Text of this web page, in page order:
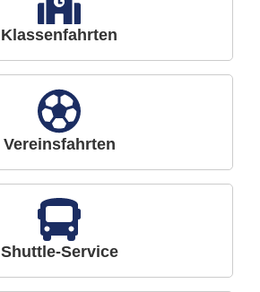
Klassenfahrten
Vereinsfahrten
Shuttle-Service